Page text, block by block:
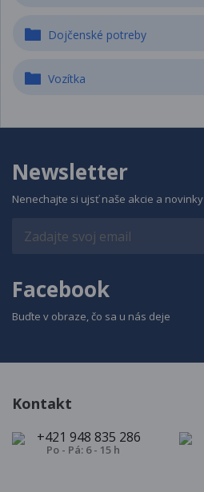
Dojčenské potreby
Vozítka
Newsletter
Nenechajte si ujsť naše akcie a novinky
Facebook
Buďte v obraze, čo sa u nás deje
Kontakt
+421 948 835 286
Po - Pá: 6 - 15 h